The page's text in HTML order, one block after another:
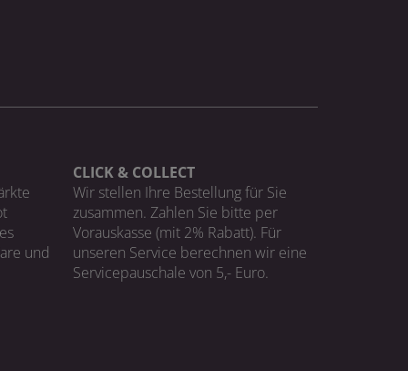
und
CLICK & COLLECT
Wir stellen Ihre Bestellung für Sie
zusammen. Zahlen Sie bitte per
Vorauskasse (mit 2% Rabatt). Für
unseren Service berechnen wir eine
Servicepauschale von 5,- Euro.